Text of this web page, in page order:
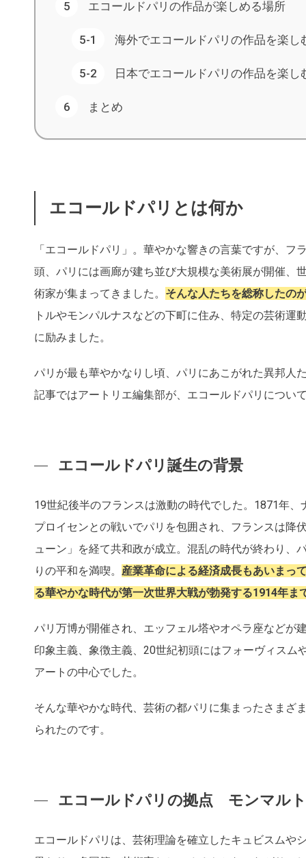
エコールドパリの作品が楽しめる場所
海外でエコールドパリの作品を楽し
日本でエコールドパリの作品を楽し
まとめ
エコールドパリとは何か
「エコールドパリ」。華やかな響きの言葉ですが、
頭、パリには画廊が建ち並び大規模な美術展が開催、
術家が集まってきました。 そんな人たちを総称したの
トルやモンパルナスなどの下町に住み、特定の芸術
に励みました。
パリが最も華やかなりし頃、パリにあこがれた異邦人
記事ではアートリエ編集部が、エコールドパリについ
エコールドパリ誕生の背景
19世紀後半のフランスは激動の時代でした。1871年
プロイセンとの戦いでパリを包囲され、フランスは降
ューン」を経て共和政が成立。混乱の時代が終わり、
りの平和を満喫。 産業革命による経済成長もあいまっ
る華やかな時代が第一次世界大戦が勃発する1914年ま
パリ万博が開催され、エッフェル塔やオペラ座などが
印象主義、象徴主義、20世紀初頭にはフォーヴィス
アートの中心でした。
そんな華やかな時代、芸術の都パリに集まったさまざ
られたのです。
エコールドパリの拠点 モンマル
エコールドパリは、芸術理論を確立したキュビスムや